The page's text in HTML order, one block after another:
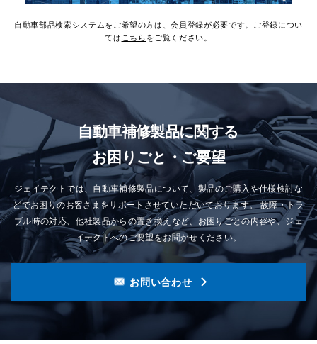
自動車部品検索システムをご希望の方は、会員登録が必要です。ご登録につい
ては こちら をご覧ください。
自動車補修製品に関する
お困りごと・ご要望
ジェイテクトでは、自動車補修製品について、製品のご購入や仕様検討な
どでお困りのお客さまをサポートさせていただいております。故障・トラ
ブル時の対応、他社製品からの置き換えなど、お困りごとの内容や、ジェ
イテクトへのご要望をお聞かせください。
お問い合わせ